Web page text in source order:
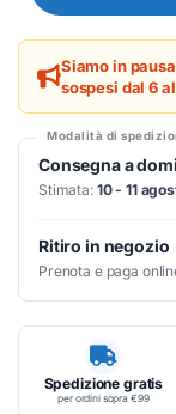
Siamo in
sospesi dal 6
Modalità di
Consegna a
Stimata: 10 - 11
Ritiro in negozio
Prenota e paga
Spedizione gratis
per ordini sopra €99